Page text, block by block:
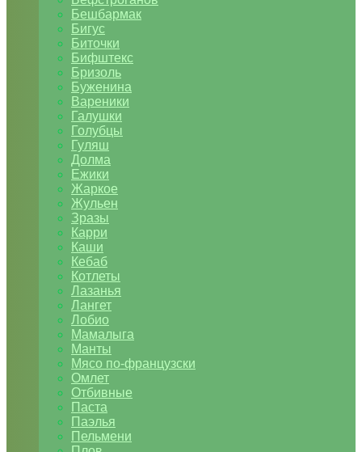
Бешбармак
Бигус
Биточки
Бифштекс
Бризоль
Буженина
Вареники
Галушки
Голубцы
Гуляш
Долма
Ежики
Жаркое
Жульен
Зразы
Карри
Каши
Кебаб
Котлеты
Лазанья
Лангет
Лобио
Мамалыга
Манты
Мясо по-французски
Омлет
Отбивные
Паста
Паэлья
Пельмени